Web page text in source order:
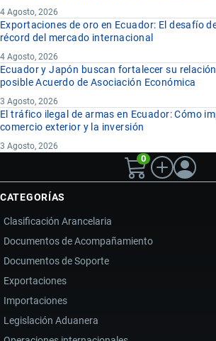
4 Agosto, 2026
Exportaciones de oro en Ecuador: El desafío
récord del mercado internacional
4 Agosto, 2026
Ecuador y Japón buscan fortalecer su
posible Acuerdo de Asociación Económica
3 Agosto, 2026
El tráfico ilegal de armas en Ecuador: Cómo
comercio exterior y la inversión
3 Agosto, 2026
0
CATEGORÍAS
Clasificación Arancelaria
Documentos de Acompañamiento
Documentos de Soporte
Exportaciones
Importaciones
Legislación Aduanera